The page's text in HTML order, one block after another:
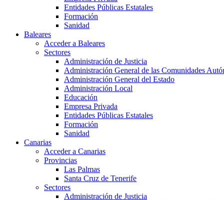
Entidades Públicas Estatales
Formación
Sanidad
Baleares
Acceder a Baleares
Sectores
Administración de Justicia
Administración General de las Comunidades
Administración General del Estado
Administración Local
Educación
Empresa Privada
Entidades Públicas Estatales
Formación
Sanidad
Canarias
Acceder a Canarias
Provincias
Las Palmas
Santa Cruz de Tenerife
Sectores
Administración de Justicia